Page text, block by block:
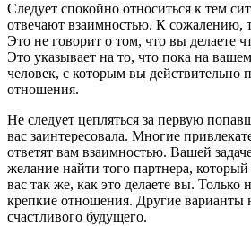
Следует спокойно относиться к тем
отвечают взаимностью. К сожалению,
Это не говорит о том, что вы делаете
Это указывает на то, что пока на
человек, с которым вы действительно
отношения.
Не следует цепляться за первую
вас заинтересовала. Многие
ответят вам взаимностью. Вашей
желание найти того партнера, который
вас так же, как это делаете вы. Только
крепкие отношения. Другие варианты
счастливого будущего.